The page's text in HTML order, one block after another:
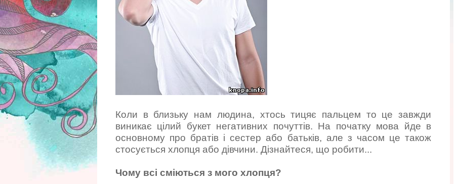
Коли в близьку нам людина, хтось тицяє пальцем то це завжди
виникає цілий букет негативних почуттів. На початку мова йде в
основному про братів і сестер або батьків, але з часом це також
стосується хлопця або дівчини. Дізнайтеся, що робити...
Чому всі сміються з мого хлопця?